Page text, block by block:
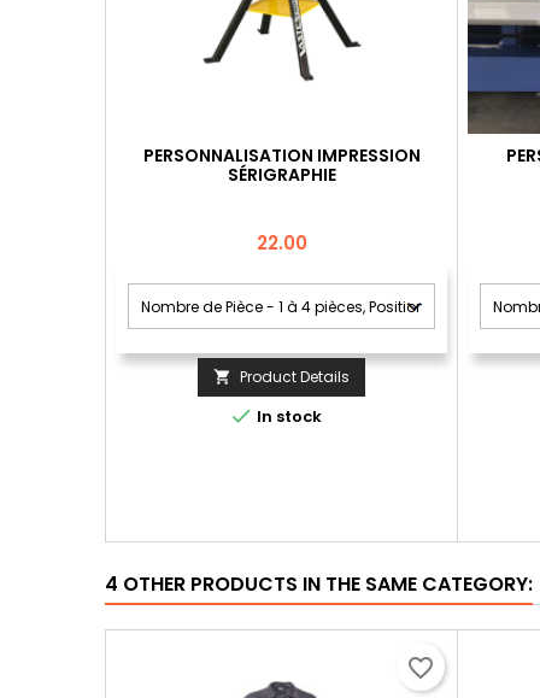
PERSONNALISATION IMPRESSION
SÉRIGRAPHIE
Price
22.00
 Product Details
 In stock
4 OTHER PRODUCTS IN THE SAME CATEGORY:
favorite_border